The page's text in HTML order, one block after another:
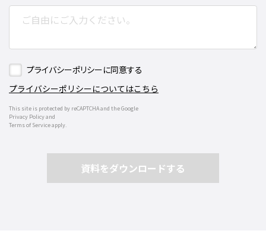
プライバシーポリシーに同意する
プライバシーポリシーについてはこちら
This site is protected by reCAPTCHA and the Google
Privacy Policy and
Terms of Service apply.
資料をダウンロードする